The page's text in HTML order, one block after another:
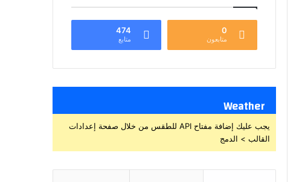
0
متابعون
474
متابع
Weather
يجب عليك إضافة مفتاح API للطقس من خلال صفحة إعدادات
القالب > الدمج